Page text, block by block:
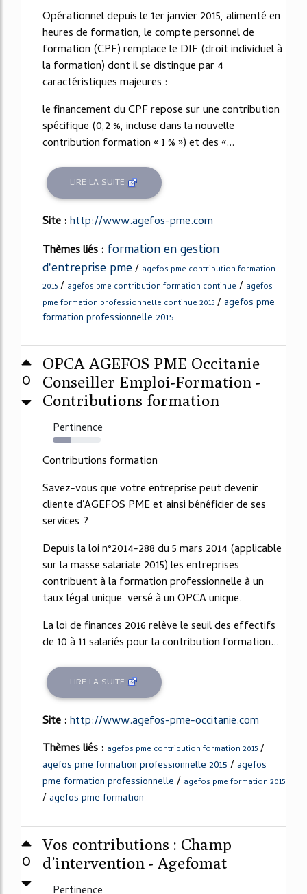
Opérationnel depuis le 1er janvier 2015, alimenté en
heures de formation, le compte personnel de
formation (CPF) remplace le DIF (droit individuel à
la formation) dont il se distingue par 4
caractéristiques majeures :
le financement du CPF repose sur une contribution
spécifique (0,2 %, incluse dans la nouvelle
contribution formation « 1 % ») et des «...
LIRE LA SUITE
Site :http://www.agefos-pme.com
Thèmes liés : formation en gestion
d'entreprise pme/ agefos pme contribution formation
2015 / agefos pme contribution formation continue / agefos
pme formation professionnelle continue 2015 /agefos pme
formation professionnelle 2015
0
OPCA AGEFOS PME Occitanie
Conseiller Emploi-Formation -
Contributions formation
Pertinence
38%
Contributions formation
Savez-vous que votre entreprise peut devenir
cliente d'AGEFOS PME et ainsi bénéficier de ses
services ?
Depuis la loi n°2014-288 du 5 mars 2014 (applicable
sur la masse salariale 2015) les entreprises
contribuent à la formation professionnelle à un
taux légal unique versé à un OPCA unique.
La loi de finances 2016 relève le seuil des effectifs
de 10 à 11 salariés pour la contribution formation...
LIRE LA SUITE
Site :http://www.agefos-pme-occitanie.com
Thèmes liés : agefos pme contribution formation 2015 /
agefos pme formation professionnelle 2015 /agefos
pme formation professionnelle / agefos pme formation 2015
/agefos pme formation
0
Vos contributions : Champ
d’intervention - Agefomat